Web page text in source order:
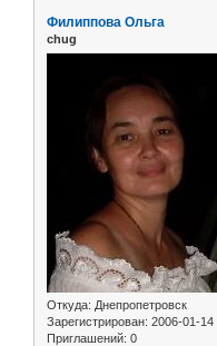
Филиппова Ольга
chug
Откуда: Днепропетровск
Зарегистрирован: 2006-01-14
Приглашений: 0